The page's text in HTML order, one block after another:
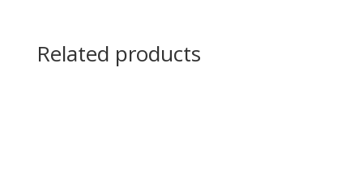
Related products